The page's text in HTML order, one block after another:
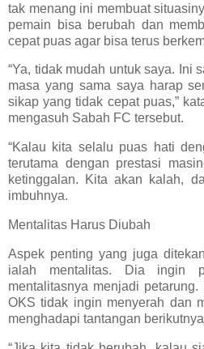
tak menang ini membuat
pemain bisa berubah dan
cepat puas agar bisa terus
“Ya, tidak mudah untuk saya. Ini
masa yang sama saya harap
sikap yang tidak cepat puas,”
mengasuh Sabah FC tersebut.
“Kalau kita selalu puas hati
terutama dengan prestasi
ketinggalan. Kita akan kalah,
imbuhnya.
Mentalitas Harus Diubah
Aspek penting yang juga
ialah mentalitas. Dia ingin
mentalitasnya menjadi
OKS tidak ingin menyerah dan
menghadapi tantangan